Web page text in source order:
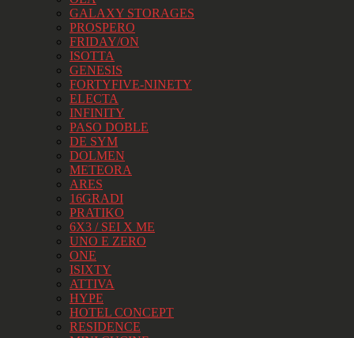
GALAXY STORAGES
PROSPERO
FRIDAY/ON
ISOTTA
GENESIS
FORTYFIVE-NINETY
ELECTA
INFINITY
PASO DOBLE
DE SYM
DOLMEN
METEORA
ARES
16GRADI
PRATIKO
6X3 / SEI X ME
UNO E ZERO
ONE
ISIXTY
ATTIVA
HYPE
HOTEL CONCEPT
RESIDENCE